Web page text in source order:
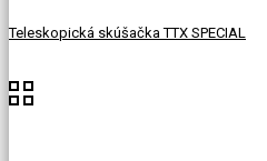
Teleskopická skúšačka TTX SPECIAL